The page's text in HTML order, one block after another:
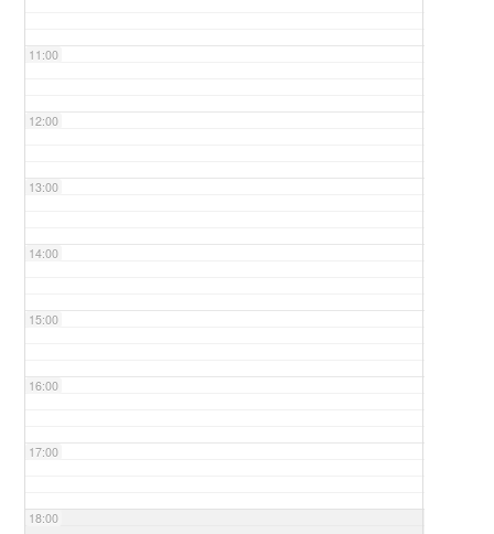
11:00
12:00
13:00
14:00
15:00
16:00
17:00
18:00